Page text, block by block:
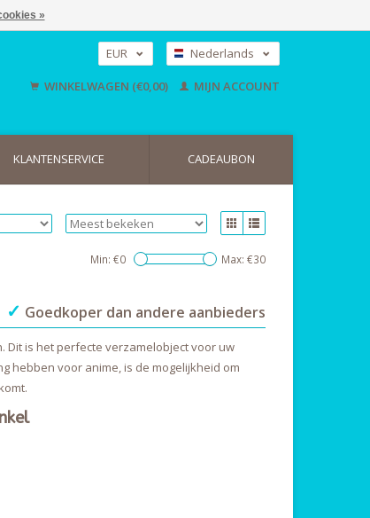
EUR
USD
Nederlands
English
WINKELWAGEN (€0,00) MIJN ACCOUNT
KLANTENSERVICE CADEAUBON
Min: €0 Max: €30
✓ Goedkoper dan andere aanbieders
Dit is het perfecte verzamelobject voor uw
hebben voor anime, is de mogelijkheid om
»